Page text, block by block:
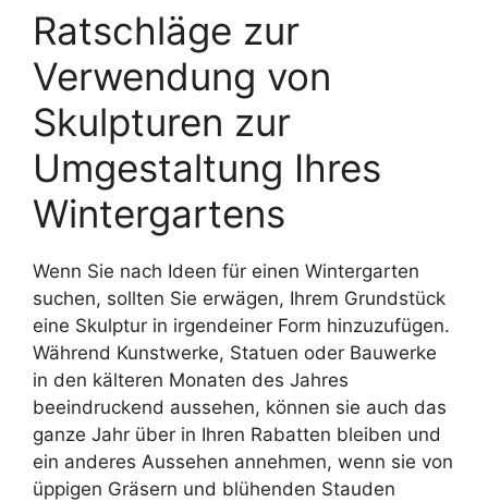
Ratschläge zur
Verwendung von
Skulpturen zur
Umgestaltung Ihres
Wintergartens
Wenn Sie nach Ideen für einen Wintergarten
suchen, sollten Sie erwägen, Ihrem Grundstück
eine Skulptur in irgendeiner Form hinzuzufügen.
Während Kunstwerke, Statuen oder Bauwerke
in den kälteren Monaten des Jahres
beeindruckend aussehen, können sie auch das
ganze Jahr über in Ihren Rabatten bleiben und
ein anderes Aussehen annehmen, wenn sie von
üppigen Gräsern und blühenden Stauden